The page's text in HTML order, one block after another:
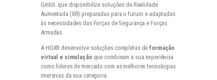
Gmbh. que disponibiliza soluções de Realidade
Aumentada (XR) preparadas para o futuro e adaptadas
às necessidades das Forças de Segurança e Forças
Armadas.
A HGXR desenvolve soluções completas deformação
virtual e simulaçãoque combinam a sua experiência
como líderes de mercado com as melhores tecnologias
imersivas da sua categoria.